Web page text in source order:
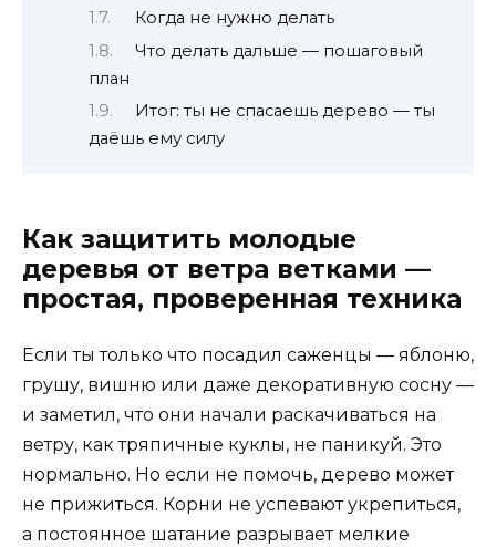
Когда не нужно делать
Что делать дальше — пошаговый
план
Итог: ты не спасаешь дерево — ты
даёшь ему силу
Как защитить молодые
деревья от ветра ветками —
простая, проверенная техника
Если ты только что посадил саженцы — яблоню,
грушу, вишню или даже декоративную сосну —
и заметил, что они начали раскачиваться на
ветру, как тряпичные куклы, не паникуй. Это
нормально. Но если не помочь, дерево может
не прижиться. Корни не успевают укрепиться,
а постоянное шатание разрывает мелкие